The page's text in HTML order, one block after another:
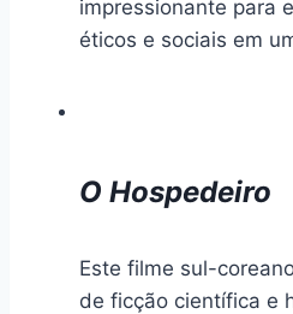
impressionante para
éticos e sociais em
O Hospedeiro
Este filme sul-
de ficção científica e